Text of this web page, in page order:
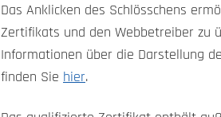
Das Anklicken des Schlösschens
Zertifikats und den Webbetreiber zu
Informationen über die Darstellung
finden Sie hier.